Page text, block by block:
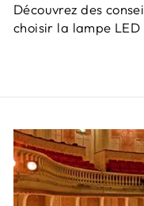
Découvrez des
choisir la lampe